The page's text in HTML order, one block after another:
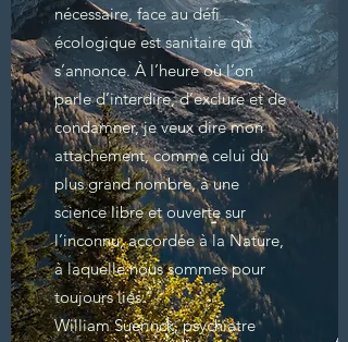
nécessaire, face au défi
écologique est sanitaire qui
s’annonce. À l’heure où l’on
parle d’interdire, d’exclure et de
condamner, je veux dire mon
attachement, comme celui du
plus grand nombre, à une
science libre et ouverte sur
l’inconnu, accordée à la Nature,
à laquelle nous sommes pour
toujours liés."
William Suerinck, psychiatre